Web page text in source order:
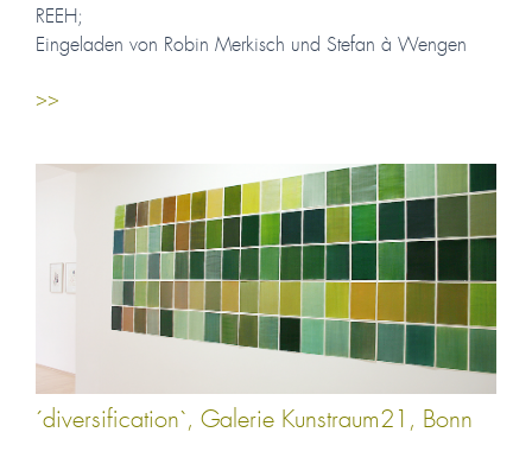
REEH;
Eingeladen von Robin Merkisch und Stefan à Wengen
>>
´diversification`, Galerie Kunstraum21, Bonn